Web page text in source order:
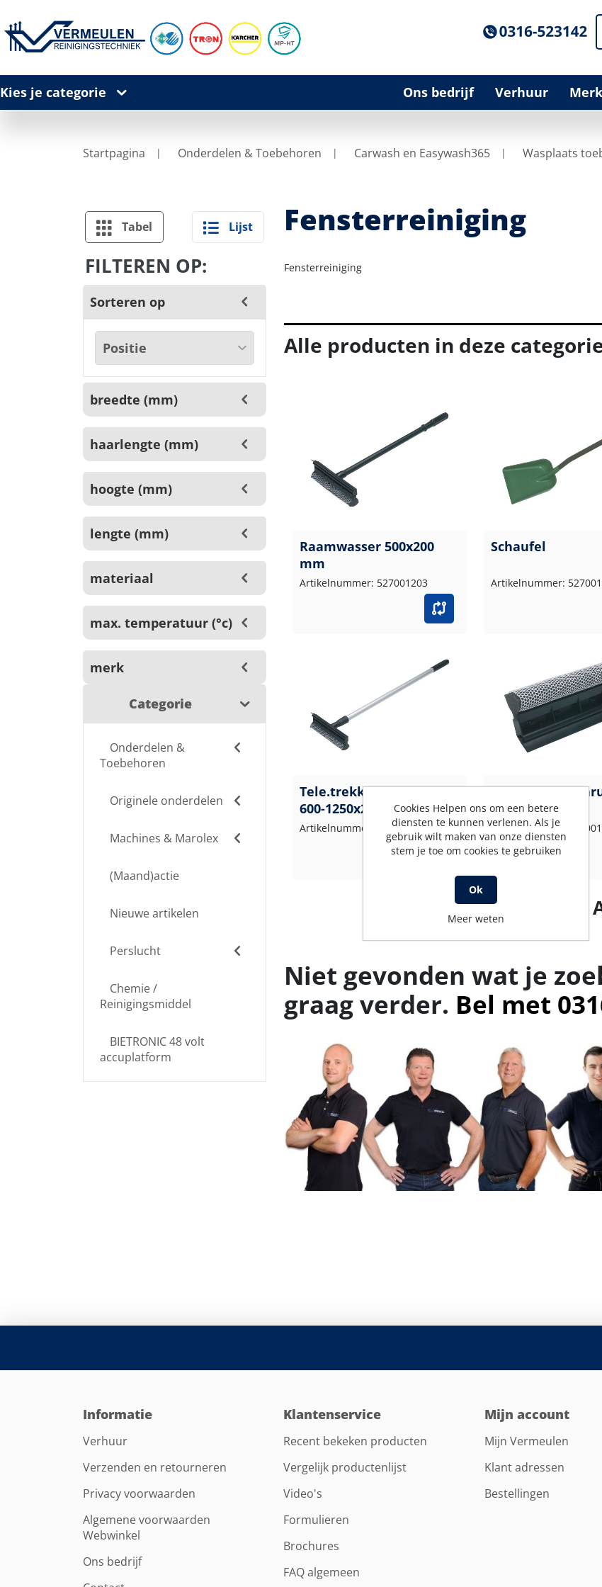
Kies je categorie Ons bedrijf Verhuur
Startpagina Onderdelen & Toebehoren Carwash en Easywash365 Wasplaats
Tabel Lijst
FILTEREN OP:
Sorteren op
breedte (mm)
haarlengte (mm)
hoogte (mm)
lengte (mm)
materiaal
max. temperatuur (°c)
merk
Categorie
Onderdelen &
Toebehoren
Originele onderdelen
Machines & Marolex
(Maand)actie
Nieuwe artikelen
Perslucht
Chemie /
Reinigingsmiddel
BIETRONIC 48 volt
accuplatform
Fensterreiniging
Fensterreiniging
Alle producten in deze
Raamwasser 500x200
mm
Artikelnummer: 527001203
Schaufel
Artikelnummer:
Tele.trekker/schrobber
600-1250x200 mm
Artikelnummer: 527001204 Artikelnummer:
Niet gevonden wat je
graag verder. Bel met
Informatie
Verhuur
Verzenden en retourneren
Privacy voorwaarden
Algemene voorwaarden
Webwinkel
Ons bedrijf
Klantenservice
Recent bekeken producten
Vergelijk productenlijst
Video's
Formulieren
Brochures
FAQ algemeen
Mijn account
Mijn Vermeulen
Klant adressen
Bestellingen
Cookies Helpen ons om een betere
diensten te kunnen verlenen. Als je
gebruik wilt maken van onze diensten
stem je toe om cookies te gebruiken
Ok
Meer weten